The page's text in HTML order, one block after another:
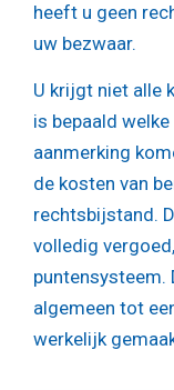
heeft u geen
uw bezwaar.
U krijgt niet alle
is bepaald
aanmerking
de kosten van
rechtsbijstand.
volledig
puntensysteem.
algemeen tot
werkelijk